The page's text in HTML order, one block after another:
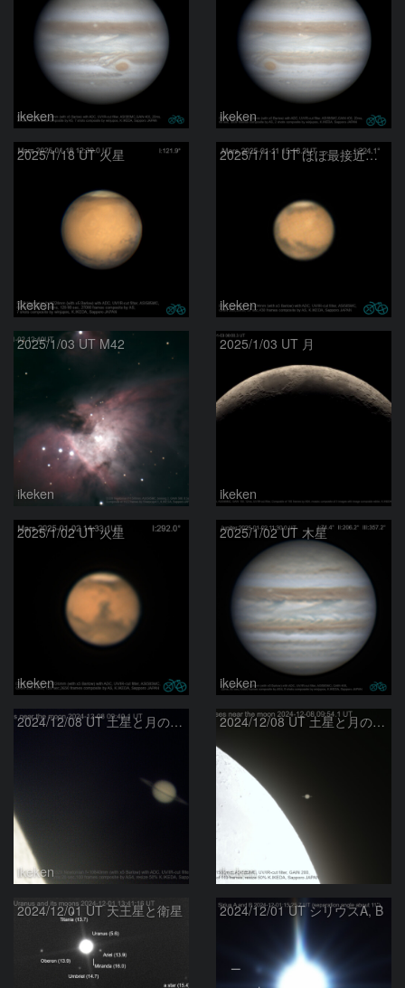
ikeken ikeken
2025/1/18 UT 火星
ikeken
2025/1/11 UT ほぼ最接近の火星
ikeken
2025/1/03 UT M42
ikeken
2025/1/03 UT 月
ikeken
2025/1/02 UT 火星
ikeken
2025/1/02 UT 木星
ikeken
2024/12/08 UT 土星と月の近接
ikeken
2024/12/08 UT 土星と月の近接
ikeken
2024/12/01 UT 天王星と衛星 2024/12/01 UT シリウスA, B